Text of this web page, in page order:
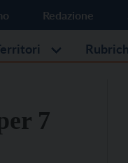
Redazione
7